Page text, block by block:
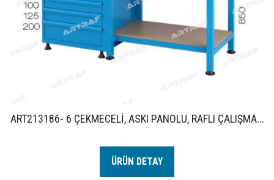
ART213186- 6 ÇEKMECELİ, ASKI PANOLU, RAFLI ÇALIŞMA...
ÜRÜN DETAY